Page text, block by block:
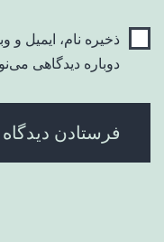
ذخیره نام، ایمیل
دوباره دیدگاهی